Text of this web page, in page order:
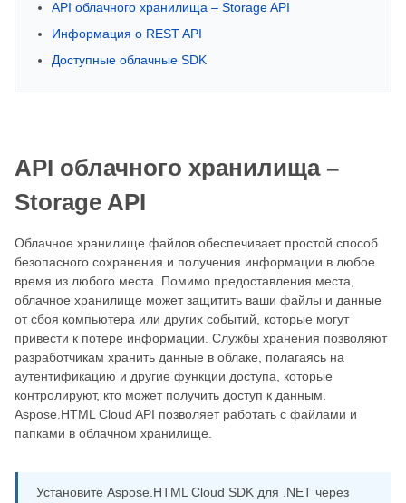
API облачного хранилища – Storage API
Информация о REST API
Доступные облачные SDK
API облачного хранилища –
Storage API
Облачное хранилище файлов обеспечивает простой способ
безопасного сохранения и получения информации в любое
время из любого места. Помимо предоставления места,
облачное хранилище может защитить ваши файлы и данные
от сбоя компьютера или других событий, которые могут
привести к потере информации. Службы хранения позволяют
разработчикам хранить данные в облаке, полагаясь на
аутентификацию и другие функции доступа, которые
контролируют, кто может получить доступ к данным.
Aspose.HTML Cloud API позволяет работать с файлами и
папками в облачном хранилище.
Установите Aspose.HTML Cloud SDK для .NET через